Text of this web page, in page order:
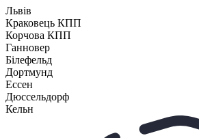
Львів
Краковець КПП
Корчова КПП
Ганновер
Білефельд
Дортмунд
Ессен
Дюссельдорф
Кельн